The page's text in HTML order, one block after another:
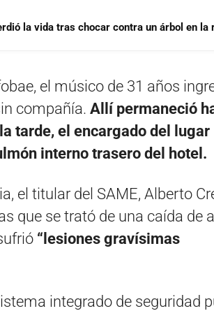
la vida tras chocar contra un árbol en la
el músico de 31 años
compañía. Allí permaneció
tarde, el encargado del lugar
interno trasero del hotel.
el titular del SAME, Alberto
que se trató de una caída de
“lesiones gravísimas
integrado de seguridad